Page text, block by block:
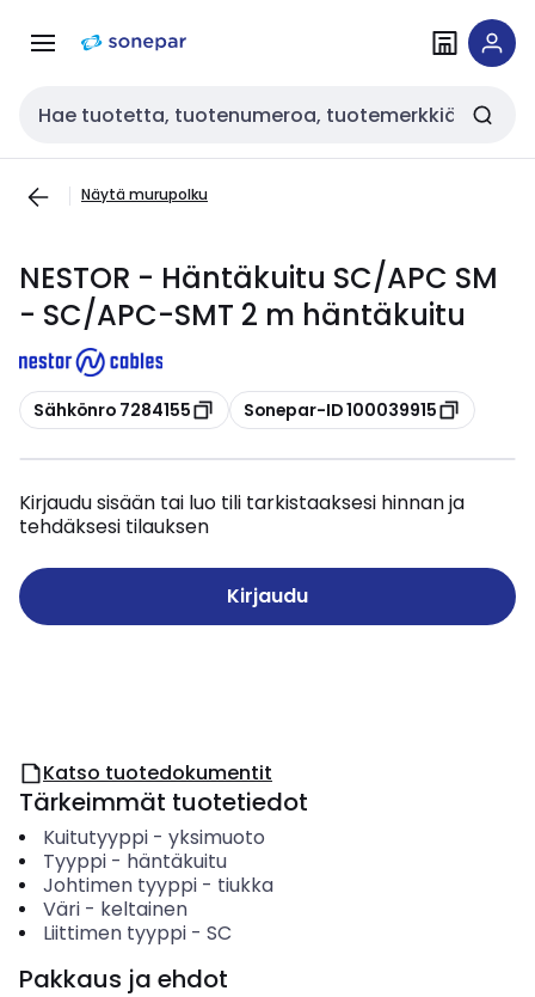
navigointiinsisältöön
Haku
Näytä murupolku
NESTOR - Häntäkuitu SC/APC SM
- SC/APC-SMT 2 m häntäkuitu
Kopioi
Sähkönro 7284155 Kopioi
Sonepar-ID 100039915
Kirjaudu sisään tai luo tili tarkistaaksesi hinnan ja
tehdäksesi tilauksen
Kirjaudu
Katso tuotedokumentit
Tärkeimmät tuotetiedot
Kuitutyyppi- yksimuoto
Tyyppi- häntäkuitu
Johtimen tyyppi- tiukka
Väri- keltainen
Liittimen tyyppi- SC
Pakkaus ja ehdot